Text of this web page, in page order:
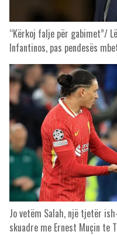
“Kërkoj falje për gabimet”/
Infantinos, pas pendesës
Jo vetëm Salah, një tjetër
skuadre me Ernest Muçin te